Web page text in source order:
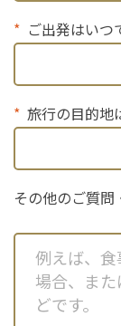
ご出発はいつ
旅行の目的地
その他のご質問